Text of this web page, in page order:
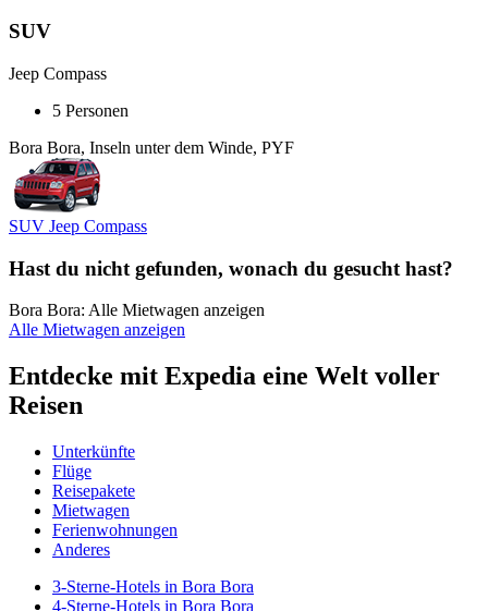
SUV
Jeep Compass
5 Personen
Bora Bora, Inseln unter dem Winde, PYF
SUV Jeep Compass
Hast du nicht gefunden, wonach du gesucht hast?
Bora Bora: Alle Mietwagen anzeigen
Alle Mietwagen anzeigen
Entdecke mit Expedia eine Welt voller
Reisen
Unterkünfte
Flüge
Reisepakete
Mietwagen
Ferienwohnungen
Anderes
3-Sterne-Hotels in Bora Bora
4-Sterne-Hotels in Bora Bora